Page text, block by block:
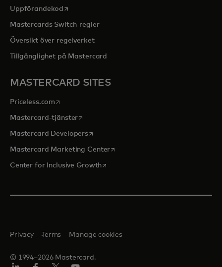
Uppförandekod opens in a new tab
Mastercards Switch-regler
Översikt över regelverket
Tillgänglighet på Mastercard
MASTERCARD SITES
Priceless.com opens in a new tab
Mastercard-tjänsteropens in a new tab
Mastercard Developersopens in a new tab
Mastercard Marketing Centeropens in a new tab
Center for Inclusive Growthopens in a new tab
© 1994–2026 Mastercard.
Privacy Terms Manage cookies